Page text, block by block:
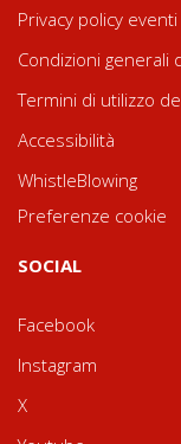
Privacy policy
Condizioni generali
Termini di utilizzo
Accessibilità
WhistleBlowing
Preferenze cookie
SOCIAL
Facebook
Instagram
X